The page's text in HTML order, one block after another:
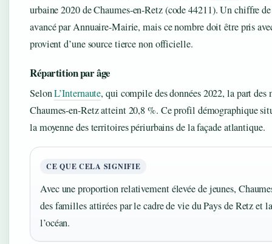
urbaine 2020 de Chaumes-en-Retz (code 44211). Un chiffre
avancé par Annuaire-Mairie, mais ce nombre doit être pris
provient d’une source tierce non officielle.
Répartition par âge
SelonL’Internaute, qui compile des données 2022, la part des
Chaumes-en-Retz atteint 20,8 %. Ce profil démographique
la moyenne des territoires périurbains de la façade atlantique.
CE QUE CELA SIGNIFIE
Avec une proportion relativement élevée de jeunes,
des familles attirées par le cadre de vie du Pays de Retz et
l’océan.